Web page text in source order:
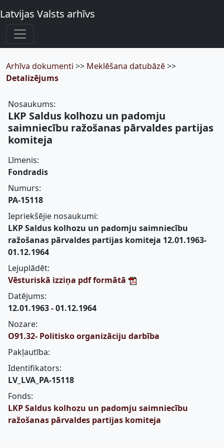
Latvijas Valsts arhīvs
Arhīva dokumenti >> Meklēšana datubāzē>>
Detalizējums
Nosaukums:
LKP Saldus kolhozu un padomju
saimniecību ražošanas pārvaldes partijas
komiteja
Līmenis:
Fondradis
Numurs:
PA-15118
Iepriekšējie nosaukumi:
LKP Saldus kolhozu un padomju saimniecību
ražošanas pārvaldes partijas komiteja 12.01.1963-
01.12.1964
Lejuplādēt:
Vēsturiskā izziņa pdf formātā
Datējums:
12.01.1963 - 01.12.1964
Nozare:
O91.32- Politisko organizāciju darbība
Pakļautība:
Identifikators:
LV_LVA_PA-15118
Fonds:
LKP Saldus kolhozu un padomju saimniecību
ražošanas pārvaldes partijas komiteja